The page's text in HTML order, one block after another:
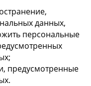
данных,
персональные
предусмотренные